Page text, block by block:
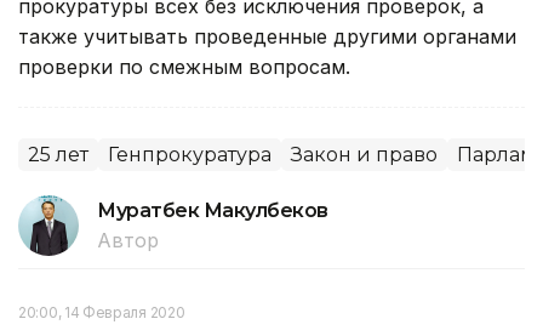
прокуратуры всех без исключения проверок, а
также учитывать проведенные другими органами
проверки по смежным вопросам.
25 лет Генпрокуратура Закон и право
Муратбек Макулбеков
Автор
20:00, 14 Февраля 2020